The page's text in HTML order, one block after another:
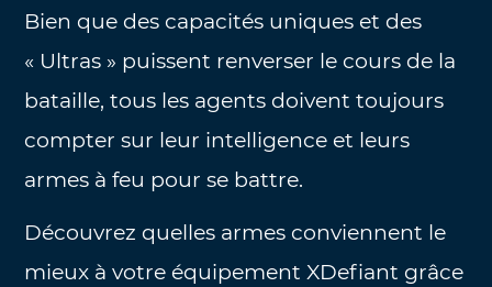
Bien que des capacités uniques et des
« Ultras » puissent renverser le cours de la
bataille, tous les agents doivent toujours
compter sur leur intelligence et leurs
armes à feu pour se battre.
Découvrez quelles armes conviennent le
mieux à votre équipement XDefiant grâce